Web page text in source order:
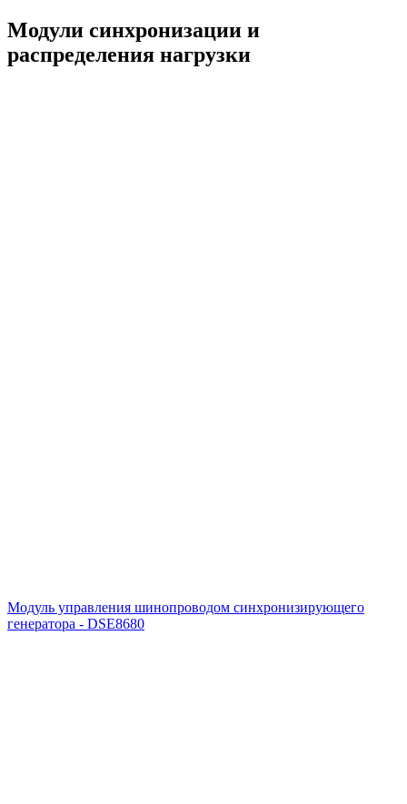
Модули синхронизации и
распределения нагрузки
Модуль управления шинопроводом синхронизирующего
генератора - DSE8680